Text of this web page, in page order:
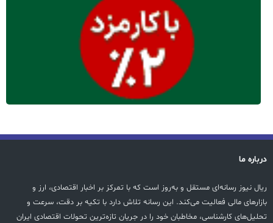
درباره ما
ریال نیوز رسانه‌ای مستقل و به‌روز است که با تمرکز بر اخبار اقتصادی، ارز و
بازارهای مالی فعالیت می‌کند. این رسانه تلاش دارد با تکیه بر دقت، سرعت و
تحلیل‌های کارشناسی، مخاطبان خود را در جریان تازه‌ترین تحولات اقتصادی ایران